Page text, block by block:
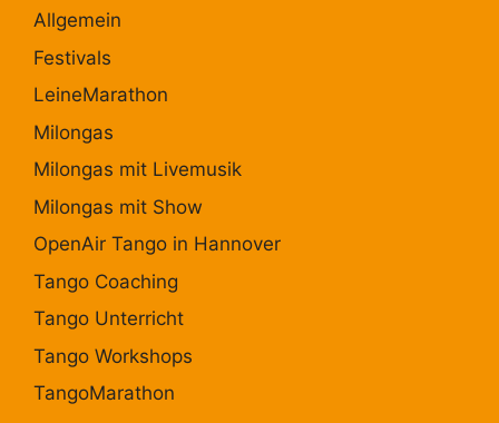
Allgemein
Festivals
LeineMarathon
Milongas
Milongas mit Livemusik
Milongas mit Show
OpenAir Tango in Hannover
Tango Coaching
Tango Unterricht
Tango Workshops
TangoMarathon